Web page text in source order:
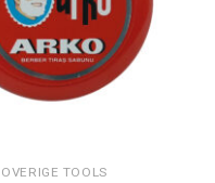
OVERIGE TOOLS